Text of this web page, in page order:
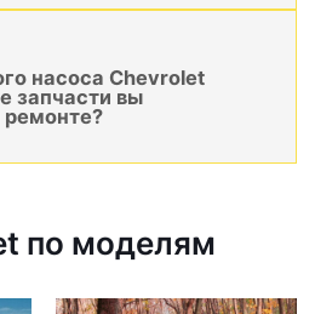
насоса Chevrolet
запчасти вы
ремонте?
по моделям